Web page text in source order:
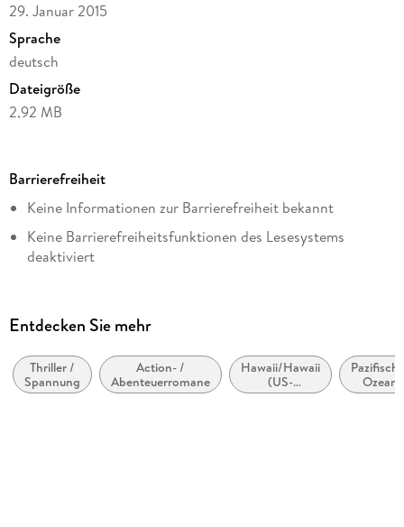
29. Januar 2015
Sprache
deutsch
Dateigröße
2,92 MB
Autor/Autorin
Clive Cussler
Verlag/Hersteller
Penguin Random House
mit Adobe-DRM-Kopierschutz
Ja
Produktart
Barrierefreiheit
Keine Informationen zur Barrierefreiheit bekannt
Keine Barrierefreiheitsfunktionen des Lesesystems
deaktiviert
barrierefreiheit@penguinrandomhouse.de
Entdecken Sie mehr
Thriller /
Spannung
Action- /
Abenteuerromane
Hawaii/Hawaii
(US-
Bundesstaat)
Ozean